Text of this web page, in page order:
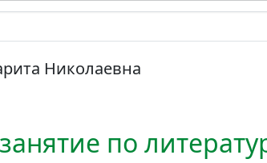
Николаевна
по